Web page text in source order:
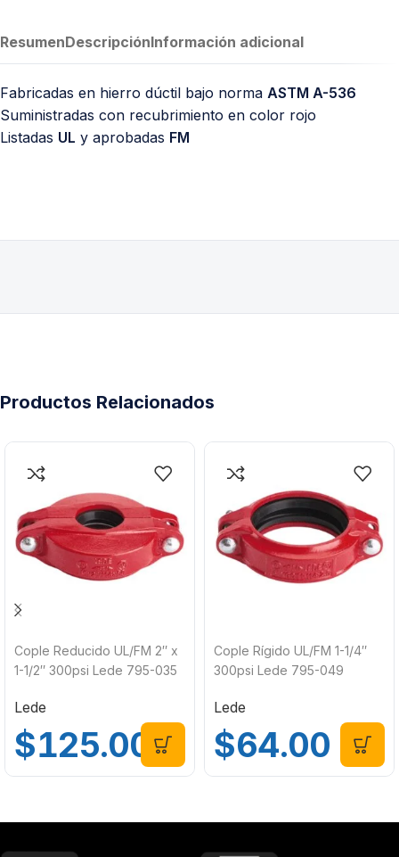
ResumenDescripciónInformación adicional
Fabricadas en hierro dúctil bajo norma ASTM A-536
Suministradas con recubrimiento en color rojo
Listadas UL y aprobadas FM
Productos Relacionados
Cople Reducido UL/FM 2″ x
1-1/2″ 300psi Lede 795-035
Lede
$125.00
Cople Rígido UL/FM 1-1/4″
300psi Lede 795-049
Lede
$64.00